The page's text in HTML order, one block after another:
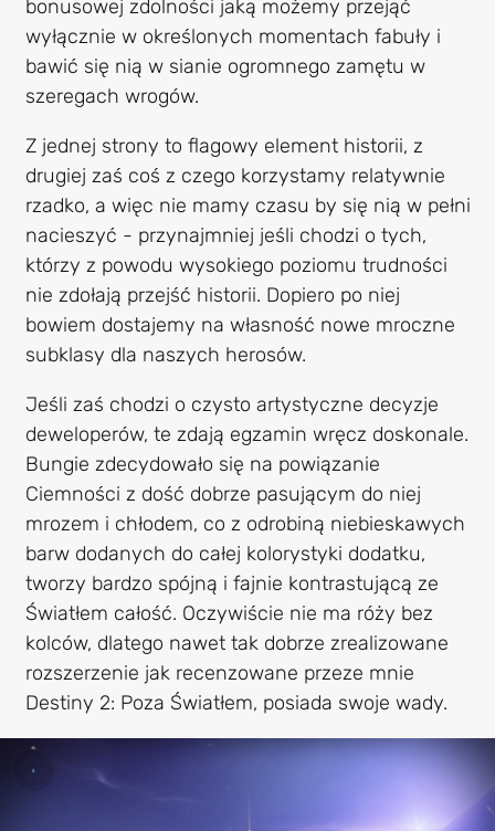
bonusowej zdolności jaką możemy przejąć
wyłącznie w określonych momentach fabuły i
bawić się nią w sianie ogromnego zamętu w
szeregach wrogów.
Z jednej strony to flagowy element historii, z
drugiej zaś coś z czego korzystamy relatywnie
rzadko, a więc nie mamy czasu by się nią w pełni
nacieszyć - przynajmniej jeśli chodzi o tych,
którzy z powodu wysokiego poziomu trudności
nie zdołają przejść historii. Dopiero po niej
bowiem dostajemy na własność nowe mroczne
subklasy dla naszych herosów.
Jeśli zaś chodzi o czysto artystyczne decyzje
deweloperów, te zdają egzamin wręcz doskonale.
Bungie zdecydowało się na powiązanie
Ciemności z dość dobrze pasującym do niej
mrozem i chłodem, co z odrobiną niebieskawych
barw dodanych do całej kolorystyki dodatku,
tworzy bardzo spójną i fajnie kontrastującą ze
Światłem całość. Oczywiście nie ma róży bez
kolców, dlatego nawet tak dobrze zrealizowane
rozszerzenie jak recenzowane przeze mnie
Destiny 2: Poza Światłem, posiada swoje wady.